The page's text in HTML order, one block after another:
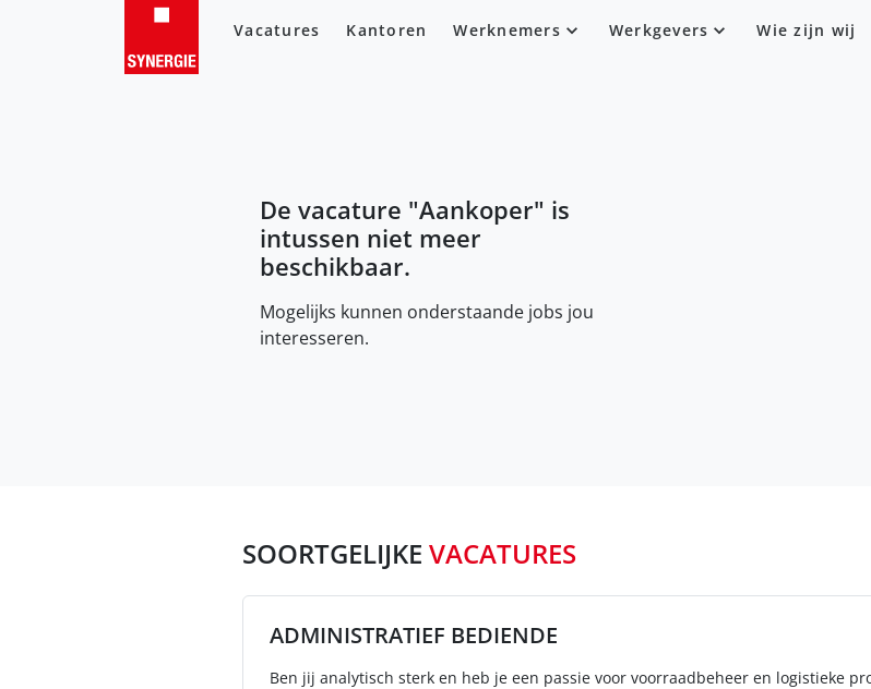
Vacatures Kantoren Werknemers Werkgevers Wie zijn wij
De vacature "Aankoper" is
intussen niet meer
beschikbaar.
Mogelijks kunnen onderstaande jobs jou
interesseren.
SOORTGELIJKE VACATURES
ADMINISTRATIEF BEDIENDE
Ben jij analytisch sterk en heb je een passie voor voorraadbeheer en logistieke